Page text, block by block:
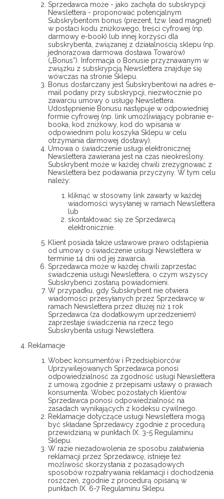
Sprzedawca może - jako zachęta do subskrypcji
Newslettera - proponować potencjalnym
Subskrybentom bonus (prezent, tzw. lead magnet)
w postaci kodu zniżkowego, treści cyfrowej (np.
darmowy e-book) lub innej korzyści dla
subskrybenta, związanej z działalnością sklepu (np.
jednorazowa darmowa dostawa Towarów)
(„Bonus”). Informacja o Bonusie przyznawanym w
związku z subskrypcją Newslettera znajduje się
wówczas na stronie Sklepu.
Bonus dostarczany jest Subskrybentowi na adres e-
mail podany przy subskrypcji, niezwłocznie po
zawarciu umowy o usługę Newslettera.
Udostępnienie Bonusu następuje w odpowiedniej
formie cyfrowej (np. link umożliwiający pobranie e-
booka, kod zniżkowy, kod do wpisania w
odpowiednim polu koszyka Sklepu w celu
otrzymania darmowej dostawy).
Umowa o świadczenie usługi elektronicznej
Newslettera zawierana jest na czas nieokreślony.
Subskrybent może w każdej chwili zrezygnować z
Newslettera bez podawania przyczyny. W tym celu
należy:
kliknąć w stosowny link zawarty w każdej
wiadomości wysyłanej w ramach Newslettera
lub
skontaktować się ze Sprzedawcą
elektronicznie.
Klient posiada także ustawowe prawo odstąpienia
od umowy o świadczenie usługi Newslettera w
terminie 14 dni od jej zawarcia.
Sprzedawca może w każdej chwili zaprzestać
świadczenia usługi Newslettera, o czym wszyscy
Subskrybenci zostaną powiadomieni.
W przypadku, gdy Subskrybent nie otwiera
wiadomości przesyłanych przez Sprzedawcę w
ramach Newslettera przez dłużej niż 1 rok
Sprzedawca (za dodatkowym uprzedzeniem)
zaprzestaje świadczenia na rzecz tego
Subskrybenta usługi Newslettera.
Reklamacje
Wobec konsumentów i Przedsiębiorców
Uprzywilejowanych Sprzedawca ponosi
odpowiedzialność za zgodność usługi Newslettera
z umową zgodnie z przepisami ustawy o prawach
konsumenta. Wobec pozostałych klientów
Sprzedawca ponosi odpowiedzialność na
zasadach wynikających z kodeksu cywilnego.
Reklamacje dotyczące usługi Newslettera mogą
być składane Sprzedawcy zgodnie z procedurą
przewidzianą w punktach IX. 3-5 Regulaminu
Sklepu.
W razie niezadowolenia ze sposobu załatwienia
reklamacji przez Sprzedawcę, istnieje też
możliwość skorzystania z pozasądowych
sposobów rozpatrywania reklamacji i dochodzenia
roszczeń, zgodnie z procedurą opisaną w
punktach IX. 6-7 Regulaminu Sklepu.